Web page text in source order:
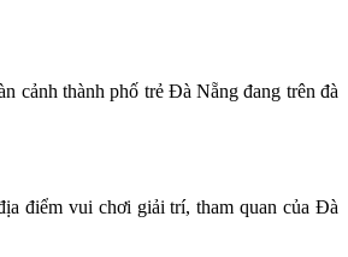
cảnh thành phố trẻ Đà Nẵng đang trên đà
điểm vui chơi giải trí, tham quan của Đà